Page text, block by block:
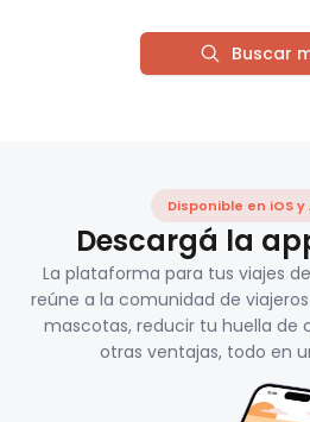
Buscar
Disponible en iOS
Descargá la
La plataforma para tus viajes
reúne a la comunidad de
mascotas, reducir tu huella de
otras ventajas, todo en